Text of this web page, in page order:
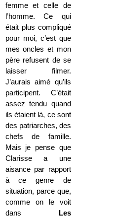
femme et celle de
l’homme. Ce qui
était plus compliqué
pour moi, c’est que
mes oncles et mon
père refusent de se
laisser filmer.
J’aurais aimé qu’ils
participent. C’était
assez tendu quand
ils étaient là, ce sont
des patriarches, des
chefs de famille.
Mais je pense que
Clarisse a une
aisance par rapport
à ce genre de
situation, parce que,
comme on le voit
dans
Les